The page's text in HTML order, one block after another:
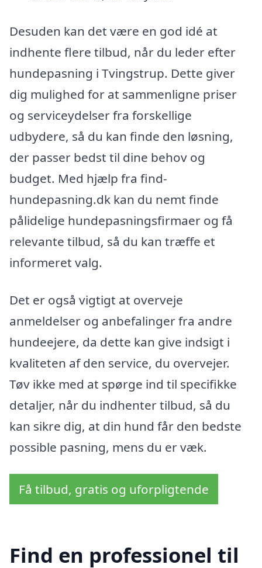
Desuden kan det være en god idé at
indhente flere tilbud, når du leder efter
hundepasning i Tvingstrup. Dette giver
dig mulighed for at sammenligne priser
og serviceydelser fra forskellige
udbydere, så du kan finde den løsning,
der passer bedst til dine behov og
budget. Med hjælp fra find-
hundepasning.dk kan du nemt finde
pålidelige hundepasningsfirmaer og få
relevante tilbud, så du kan træffe et
informeret valg.
Det er også vigtigt at overveje
anmeldelser og anbefalinger fra andre
hundeejere, da dette kan give indsigt i
kvaliteten af ​​den service, du overvejer.
Tøv ikke med at spørge ind til specifikke
detaljer, når du indhenter tilbud, så du
kan sikre dig, at din hund får den bedste
possible pasning, mens du er væk.
Få tilbud, gratis og uforpligtende
Find en professionel til